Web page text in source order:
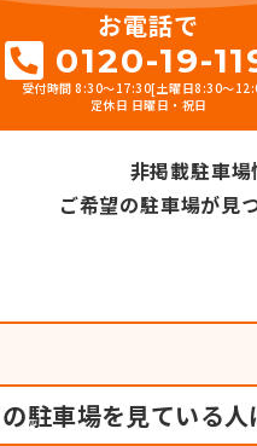
お電話で
0120-19-
受付時間 8:30～17:30[土曜日8:30～
定休日 日曜日・祝日
非掲載駐車
ご希望の駐車場が見
駐車場を見ている人